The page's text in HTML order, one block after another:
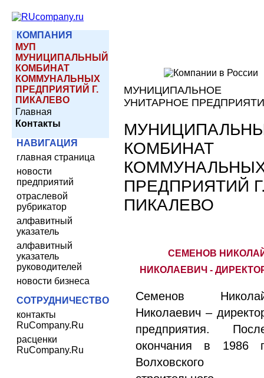
КОМПАНИЯ
МУП
МУНИЦИПАЛЬНЫЙ
КОМБИНАТ
КОММУНАЛЬНЫХ
ПРЕДПРИЯТИЙ Г.
ПИКАЛЕВО
Главная
Контакты
НАВИГАЦИЯ
главная страница
новости
предприятий
отраслевой
рубрикатор
алфавитный
указатель
алфавитный
указатель
руководителей
новости бизнеса
СОТРУДНИЧЕСТВО
контакты
RuCompany.Ru
расценки
RuCompany.Ru
МУНИЦИПАЛЬНОЕ
УНИТАРНОЕ
КОМБИНАТ
ПРЕДПРИЯТИЙ
ПИКАЛЕВО
СЕМЕНОВ
НИКОЛАЕВИЧ -
Семенов
Николаевич –
предприятия.
окончания в 1986
Волховского